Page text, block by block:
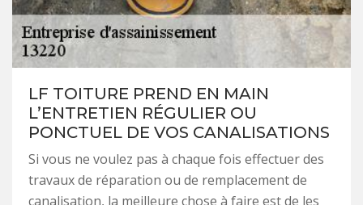
LF TOITURE PREND EN MAIN
L’ENTRETIEN RÉGULIER OU
PONCTUEL DE VOS CANALISATIONS
Si vous ne voulez pas à chaque fois effectuer des
travaux de réparation ou de remplacement de
canalisation, la meilleure chose à faire est de les